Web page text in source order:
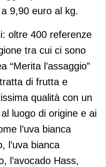
9,90 euro al kg.
oltre 400 referenze
tra cui ci sono
“Merita l’assaggio”
di frutta e
qualità con un
luogo di origine e ai
l’uva bianca
l’uva bianca
l’avocado Hass,